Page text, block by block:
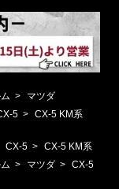
>
マツダ
5 > CX-5 KM系
CX-5 > CX-5 KM系
> マツダ > CX-5